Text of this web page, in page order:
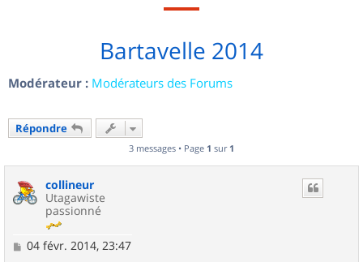
Bartavelle 2014
Modérateur : Modérateurs des Forums
Répondre
3 messages • Page 1 sur 1
collineur
Utagawiste
passionné
M
04 févr. 2014, 23:47